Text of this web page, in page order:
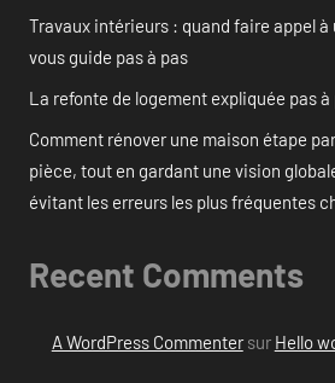
Travaux intérieurs : quand faire appel à
vous guide pas à pas
La refonte de logement expliquée pas à
Comment rénover une maison étape
pièce, tout en gardant une vision
évitant les erreurs les plus fréquentes
Recent Comments
A WordPress Commentersur Hello